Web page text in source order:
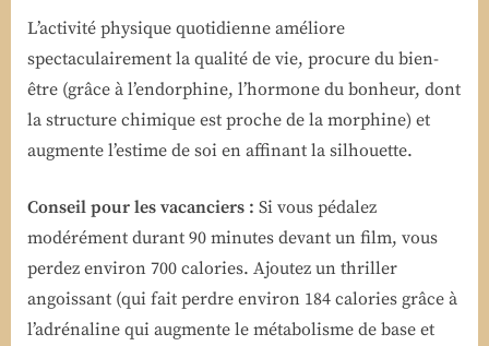
L’activité physique quotidienne améliore
spectaculairement la qualité de vie, procure du bien-
être (grâce à l’endorphine, l’hormone du bonheur, dont
la structure chimique est proche de la morphine) et
augmente l’estime de soi en affinant la silhouette.
Conseil pour les vacanciers : Si vous pédalez
modérément durant 90 minutes devant un film, vous
perdez environ 700 calories. Ajoutez un thriller
angoissant (qui fait perdre environ 184 calories grâce à
l’adrénaline qui augmente le métabolisme de base et